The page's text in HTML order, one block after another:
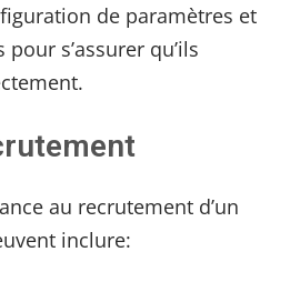
de paramètres et
s’assurer qu’ils
au recrutement d’un
inclure: